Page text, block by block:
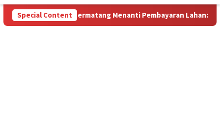
Special Content
Lahan: Antara Dugaan Konspirasi dan Bayang-Bayang